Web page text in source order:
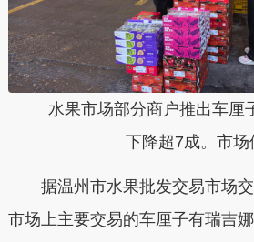
水果市场部分商户推出车厘
下降超7成。市场
据温州市水果批发交易市场交
市场上主要交易的车厘子有瑞吉